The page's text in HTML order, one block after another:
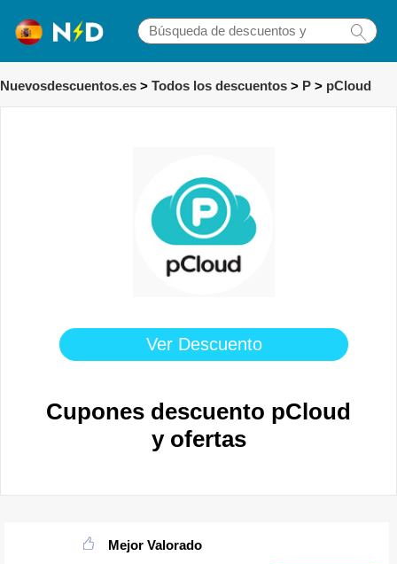
Nuevosdescuentos.es > Todos los descuentos > P > pCloud
Ver Descuento
Cupones descuento pCloud
y ofertas
Mejor Valorado